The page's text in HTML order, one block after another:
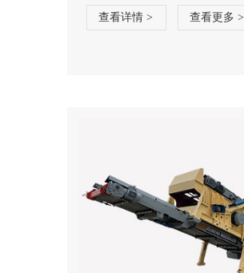
查看详情 > 查看更多 >